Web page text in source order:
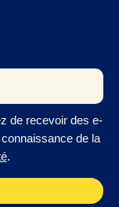
de recevoir des e-
de la
.